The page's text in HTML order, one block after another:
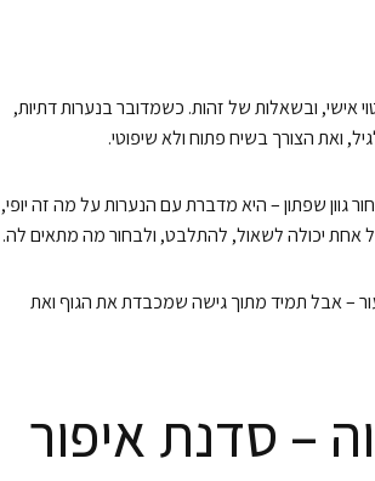
אישי, ובשאלות של זהות. כשמדובר בנערות דתיות,
ואת הצורך בשיח פתוח ולא שיפוטי.
שפתון – היא מדברת עם הנערות על מה זה יופי,
אחת יכולה לשאול, להתלבט, ולבחור מה מתאים לה.
– אבל תמיד מתוך גישה שמכבדת את הגוף ואת
– סדנת איפור